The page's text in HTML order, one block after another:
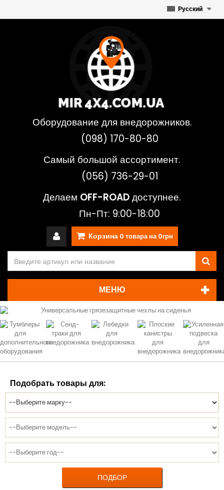
Русский
Оборудование для внедорожников.
(098) 170-80-80
Самый большой ассортимент.
(056) 736-29-01
Делаем OFF-ROADдоступнее.
Пн-Пт: 9:00-18:00
Корзина 0 товара на 0грн
МЕНЮ
Подобрать товары для:
ПОДБОР